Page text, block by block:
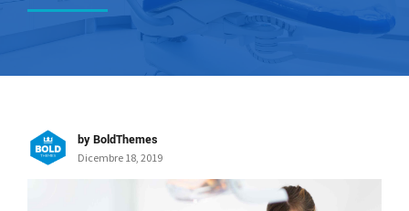
by BoldThemes
Dicembre 18, 2019